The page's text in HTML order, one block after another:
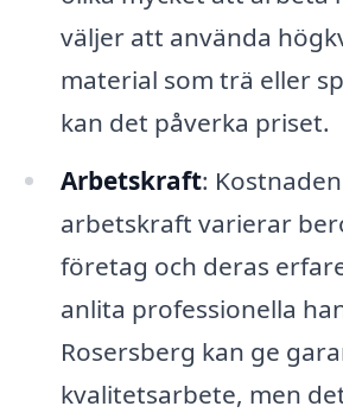
väljer att använda
material som trä eller
kan det påverka priset.
Arbetskraft:
arbetskraft varierar
företag och deras
anlita professionella
Rosersberg kan ge
kvalitetsarbete, men